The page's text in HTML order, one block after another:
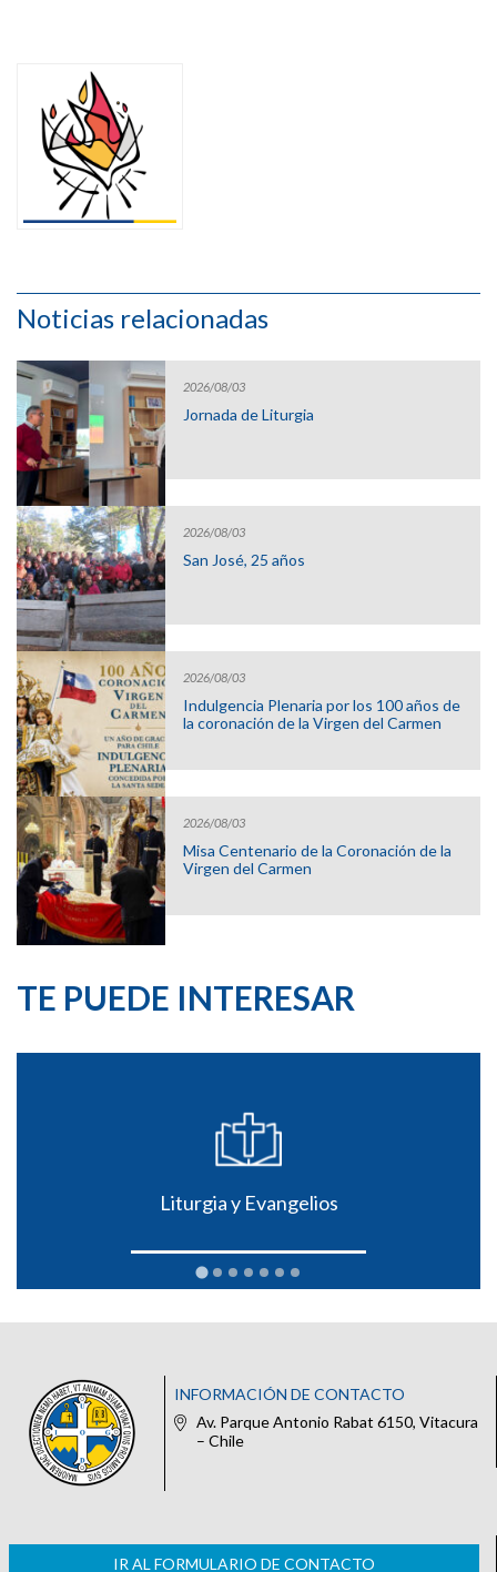
Noticias relacionadas
2026/08/03
Jornada de Liturgia
2026/08/03
San José, 25 años
2026/08/03
Indulgencia Plenaria por los 100 años de
la coronación de la Virgen del Carmen
2026/08/03
Misa Centenario de la Coronación de la
Virgen del Carmen
TE PUEDE INTERESAR
Liturgia y Evangelios
INFORMACIÓN DE CONTACTO
Av. Parque Antonio Rabat 6150, Vitacura
– Chile
IR AL FORMULARIO DE CONTACTO